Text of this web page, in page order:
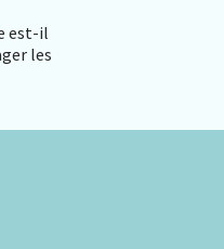
est-il
les